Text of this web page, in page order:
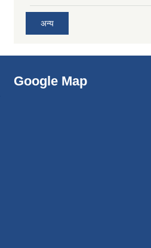
अन्य
Google Map